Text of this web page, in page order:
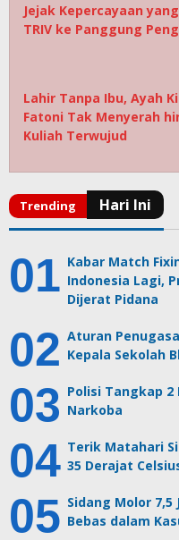
Jejak Kepercayaan
TRIV ke Panggung
Lahir Tanpa Ibu, Ayah
Fatoni Tak Menyerah
Kuliah Terwujud
Kabar Match
Indonesia Lagi,
Dijerat Pidana
Aturan
Kepala Sekolah
Polisi Tangkap 2
Narkoba
Terik Matahari
35 Derajat
Sidang Molor 7,5
Bebas dalam